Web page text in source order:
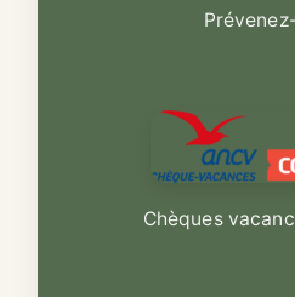
Chèques